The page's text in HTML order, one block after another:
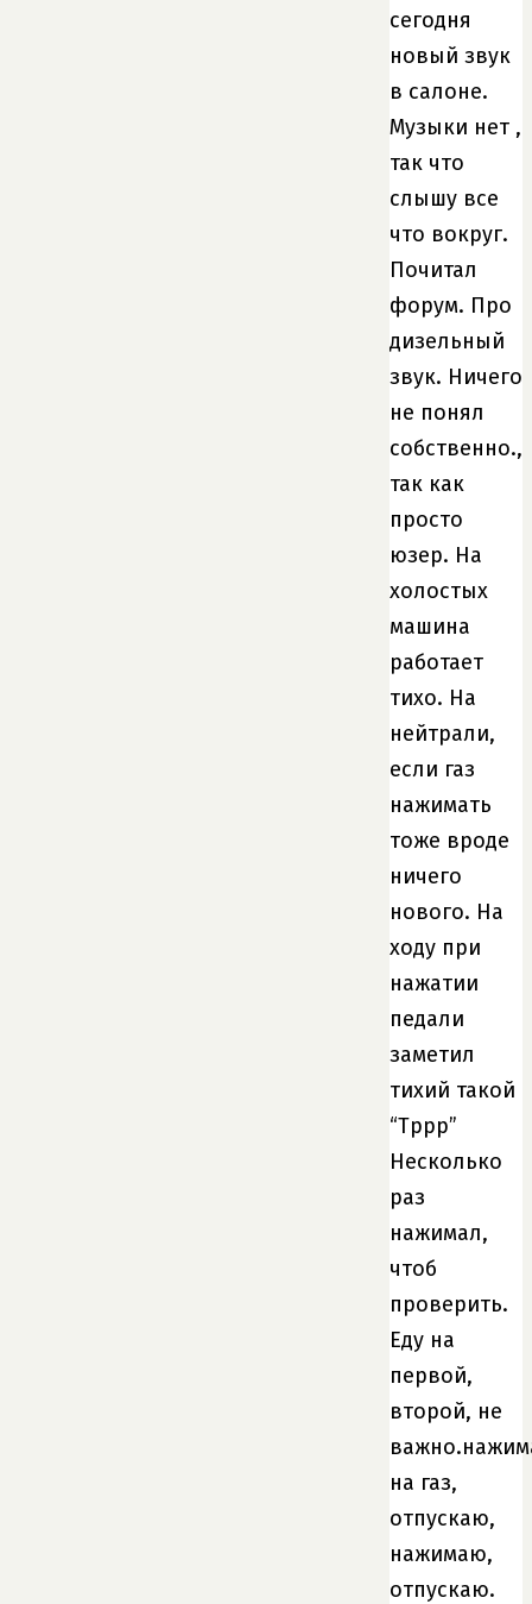
сегодня
новый звук
в салоне.
Музыки нет ,
так что
слышу все
что вокруг.
Почитал
форум. Про
дизельный
звук. Ничего
не понял
собственно.,
так как
просто
юзер. На
холостых
машина
работает
тихо. На
нейтрали,
если газ
нажимать
тоже вроде
ничего
нового. На
ходу при
нажатии
педали
заметил
тихий такой
“Тррр”
Несколько
раз
нажимал,
чтоб
проверить.
Еду на
первой,
второй, не
на газ,
отпускаю,
нажимаю,
отпускаю.